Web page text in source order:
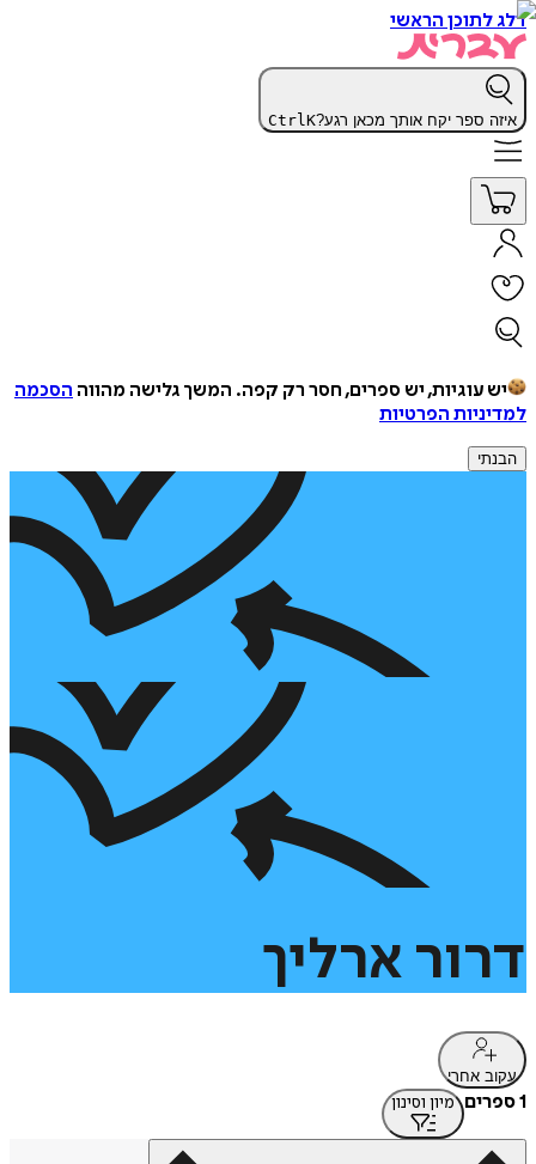
דלג לתוכן הראשי
איזה ספר יקח אותך מכאן רגע? CtrlK
יש עוגיות, יש ספרים, חסר רק קפה. המשך גלישה מהווה הסכמה
למדיניות הפרטיות
הבנתי
דרור ארליך
עקוב אחרי
1 ספרים מיון וסינון